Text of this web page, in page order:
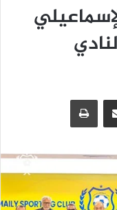
مشاركة عبر البريد طباعة